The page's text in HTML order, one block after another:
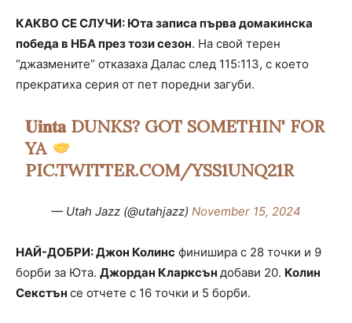
КАКВО СЕ СЛУЧИ: Юта записа първа домакинска
победа в НБА през този сезон. На свой терен
“джазмените” отказаха Далас след 115:113, с което
прекратиха серия от пет поредни загуби.
𝐔𝐢𝐧𝐭𝐚 DUNKS? GOT SOMETHIN' FOR
YA
PIC.TWITTER.COM/YSS1UNQ21R
— Utah Jazz (@utahjazz) November 15, 2024
НАЙ-ДОБРИ: Джон Колинс финишира с 28 точки и 9
борби за Юта. Джордан Кларксън добави 20. Колин
Секстън се отчете с 16 точки и 5 борби.